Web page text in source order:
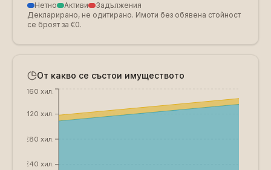
Нетно Активи
Задължения
Декларирано, не одитирано. Имоти без обявена стойност
се броят за €0.
От какво се състои имуществото
€40 хил.
€80 хил.
€120 хил.
€160 хил.